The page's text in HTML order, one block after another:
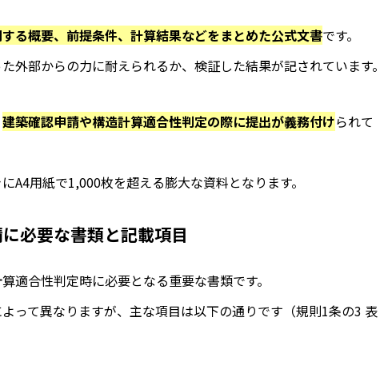
る概要、前提条件、計算結果などをまとめた公式文書です。
外部からの力に耐えられるか、検証した結果が記されています。
建築確認申請や構造計算適合性判定の際に提出が義務付けられて
A4用紙で1,000枚を超える膨大な資料となります。
必要な書類と記載項目
適合性判定時に必要となる重要な書類です。
って異なりますが、主な項目は以下の通りです（規則1条の3 表